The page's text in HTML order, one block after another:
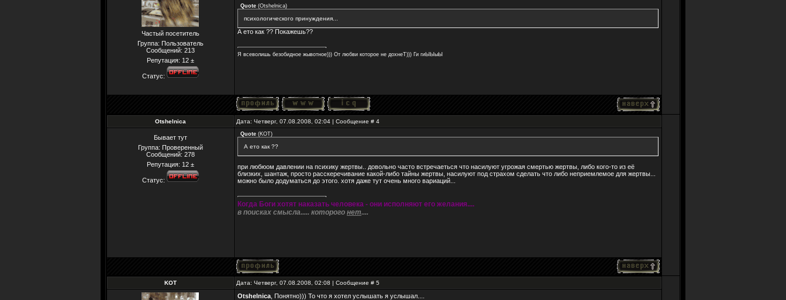
Частый посетитель
Группа: Пользователь
Сообщений: 213
Репутация: 12 ±
Статус:
Quote (Otshelnica)
психологического принуждения...
А ето как ?? Покажешь??
Я всеволишь безобидное жывотное))) От любви которое не дохнеТ))) Ги гиЫЫыЫ
Otshelnica Дата: Четверг, 07.08.2008, 02:04 | Сообщение # 4
Бывает тут
Группа: Проверенный
Сообщений: 278
Репутация: 12 ±
Статус:
Quote (KOT)
А ето как ??
при любюом давлении на психику жертвы.. довольно часто встречаеться что насилуют угрожая смертью жертвы, либо кого-то из её
близких, шантаж, просто расскеречивание какой-либо тайны жертвы, насилуют под страхом сделать что либо неприемлемое для жертвы...
можно было додуматься до этого. хотя даже тут очень много вариаций...
Когда Боги хотят наказать человека - они исполняют его желания....
в поисках смысла..... которого нет....
KOT Дата: Четверг, 07.08.2008, 02:08 | Сообщение # 5
Otshelnica , Понятно))) То что я хотел услышать я услышал....